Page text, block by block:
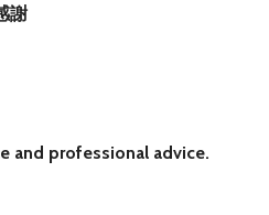
謝
and professional advice.